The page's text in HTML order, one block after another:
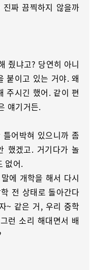
짜 끔찍하지 않을까
줬냐고? 당연히 아니
붙이고 있는 거야. 왜
주시긴 했어. 같이 편
얘기거든.
어박혀 있으니까 좀
했겠고. 거기다가 놀
없어.
에 개학을 해서 다시
전 상태로 돌아간다
~ 같은 거, 우리 중학
런 소리 해대면서 배